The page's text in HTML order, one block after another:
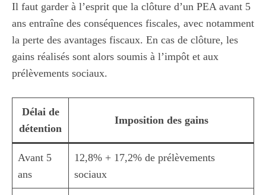
Il faut garder à l’esprit que la clôture d’un PEA avant 5
ans entraîne des conséquences fiscales, avec notamment
la perte des avantages fiscaux. En cas de clôture, les
gains réalisés sont alors soumis à l’impôt et aux
prélèvements sociaux.
Délai de
détention
Imposition des gains
Avant 5
ans
12,8% + 17,2% de prélèvements
sociaux